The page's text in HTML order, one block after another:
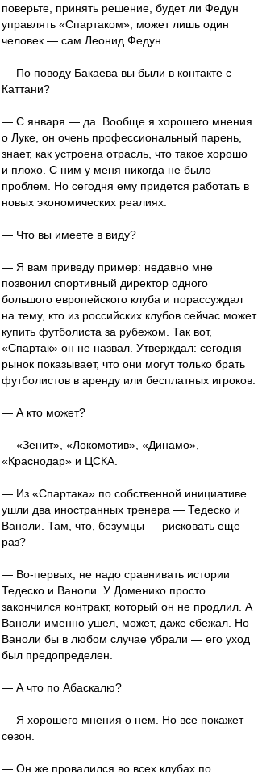
поверьте, принять решение, будет ли Федун
управлять «Спартаком», может лишь один
человек — сам Леонид Федун.
— По поводу Бакаева вы были в контакте с
Каттани?
— С января — да. Вообще я хорошего мнения
о Луке, он очень профессиональный парень,
знает, как устроена отрасль, что такое хорошо
и плохо. С ним у меня никогда не было
проблем. Но сегодня ему придется работать в
новых экономических реалиях.
— Что вы имеете в виду?
— Я вам приведу пример: недавно мне
позвонил спортивный директор одного
большого европейского клуба и порассуждал
на тему, кто из российских клубов сейчас может
купить футболиста за рубежом. Так вот,
«Спартак» он не назвал. Утверждал: сегодня
рынок показывает, что они могут только брать
футболистов в аренду или бесплатных игроков.
— А кто может?
— «Зенит», «Локомотив», «Динамо»,
«Краснодар» и ЦСКА.
— Из «Спартака» по собственной инициативе
ушли два иностранных тренера — Тедеско и
Ваноли. Там, что, безумцы — рисковать еще
раз?
— Во-первых, не надо сравнивать истории
Тедеско и Ваноли. У Доменико просто
закончился контракт, который он не продлил. А
Ваноли именно ушел, может, даже сбежал. Но
Ваноли бы в любом случае убрали — его уход
был предопределен.
— А что по Абаскалю?
— Я хорошего мнения о нем. Но все покажет
сезон.
— Он же провалился во всех клубах по